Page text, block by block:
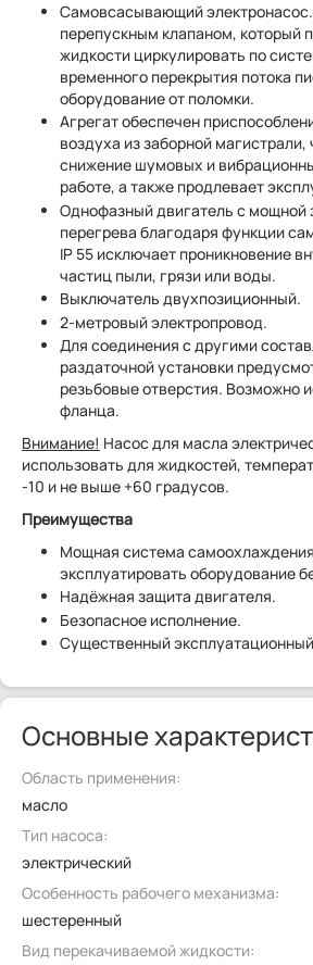
Самовсасывающий
перепускным клапаном, который
жидкости циркулировать по
временного перекрытия потока
оборудование от поломки.
Агрегат обеспечен
воздуха из заборной магистрали,
снижение шумовых и
работе, а также продлевает
Однофазный двигатель с мощной
перегрева благодаря функции
IP 55 исключает проникновение
частиц пыли, грязи или воды.
Выключатель двухпозиционный.
2-метровый электропровод.
Для соединения с другими
раздаточной установки
резьбовые отверстия. Возможно
фланца.
Внимание! Насос для масла
использовать для жидкостей,
-10 и не выше +60 градусов.
Преимущества
Мощная система
эксплуатировать оборудование
Надёжная защита двигателя.
Безопасное исполнение.
Существенный
Основные
Область применения:
масло
Тип насоса:
электрический
Особенность рабочего механизма:
шестеренный
Вид перекачиваемой жидкости: